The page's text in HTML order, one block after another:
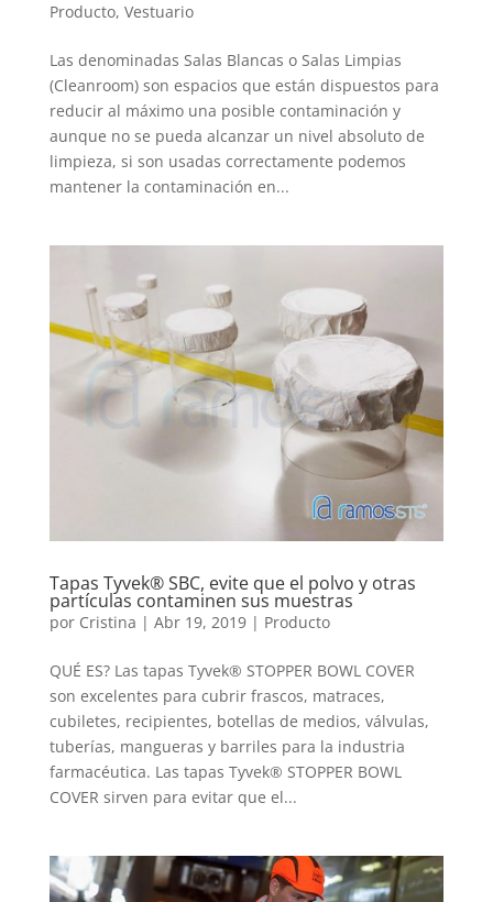
Producto, Vestuario
Las denominadas Salas Blancas o Salas Limpias
(Cleanroom) son espacios que están dispuestos para
reducir al máximo una posible contaminación y
aunque no se pueda alcanzar un nivel absoluto de
limpieza, si son usadas correctamente podemos
mantener la contaminación en...
Tapas Tyvek® SBC, evite que el polvo y otras
partículas contaminen sus muestras
por Cristina | Abr 19, 2019| Producto
QUÉ ES? Las tapas Tyvek® STOPPER BOWL COVER
son excelentes para cubrir frascos, matraces,
cubiletes, recipientes, botellas de medios, válvulas,
tuberías, mangueras y barriles para la industria
farmacéutica. Las tapas Tyvek® STOPPER BOWL
COVER sirven para evitar que el...